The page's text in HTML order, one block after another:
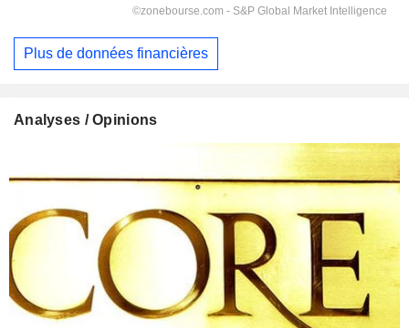
Plus de données financières
Analyses / Opinions